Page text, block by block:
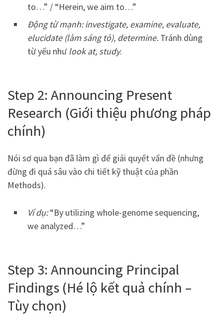
to…” / “Herein, we aim to…”
Động từ mạnh: investigate, examine, evaluate,
elucidate (làm sáng tỏ), determine. Tránh dùng
từ yếu như look at, study.
Step 2: Announcing Present
Research (Giới thiệu phương pháp
chính)
Nói sơ qua bạn đã làm gì để giải quyết vấn đề (nhưng
đừng đi quá sâu vào chi tiết kỹ thuật của phần
Methods).
Ví dụ:“By utilizing whole-genome sequencing,
we analyzed…”
Step 3: Announcing Principal
Findings (Hé lộ kết quả chính –
Tùy chọn)